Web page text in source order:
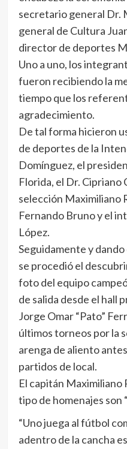
secretario general Dr.
general de Cultura
director de deportes
Uno a uno, los
fueron recibiendo la
tiempo que los
agradecimiento.
De tal forma hicieron
de deportes de la
Domínguez, el
Florida, el Dr. Cipriano
selección Maximiliano
Fernando Bruno y el
López.
Seguidamente y
se procedió el
foto del equipo
de salida desde el hall
Jorge Omar “Pato”
últimos torneos por la
arenga de aliento
partidos de local.
El capitán Maximiliano
tipo de homenajes son
“Uno juega al fútbol
adentro de la cancha